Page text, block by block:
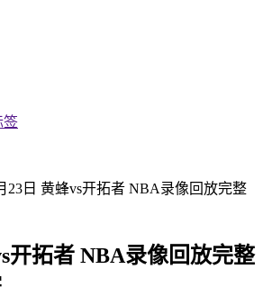
签
23日 黄蜂vs开拓者 NBA录像回放完整
开拓者 NBA录像回放完整